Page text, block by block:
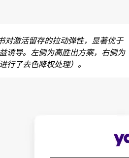
对激活留存的拉动弹性，显著优于
诱导。左侧为高胜出方案，右侧为
行了去色降权处理）。